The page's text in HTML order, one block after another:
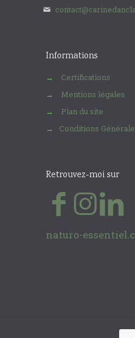
Informations
→ Certifications
→ Mentions légales
→ Plan du site
→ Conditions
Retrouvez-moi sur
naturo-